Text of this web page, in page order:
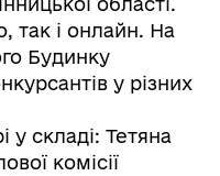
так і онлайн. На
Будинку
у різних
у складі: Тетяна
комісії